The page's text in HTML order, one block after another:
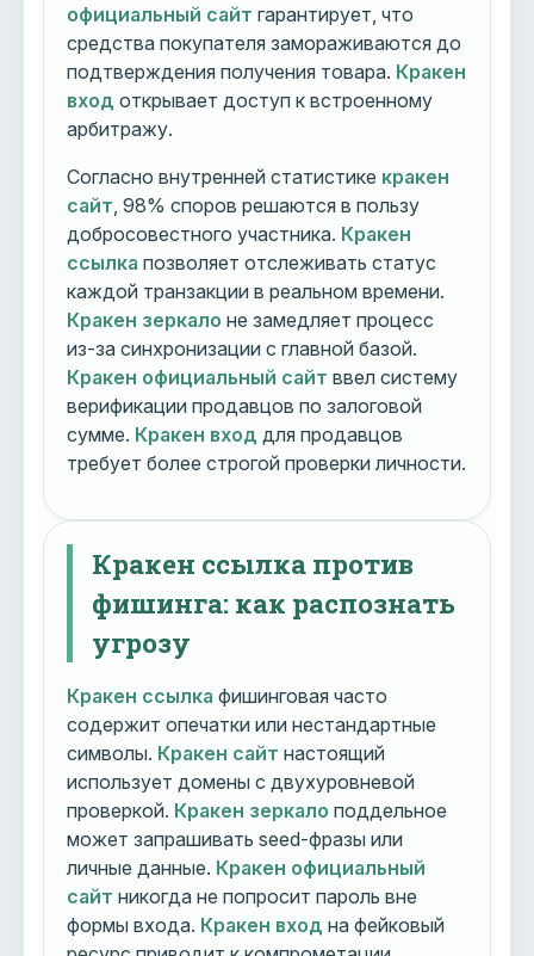
официальный сайт гарантирует, что
средства покупателя замораживаются до
подтверждения получения товара. Кракен
вход открывает доступ к встроенному
арбитражу.
Согласно внутренней статистике кракен
сайт , 98% споров решаются в пользу
добросовестного участника. Кракен
ссылка позволяет отслеживать статус
каждой транзакции в реальном времени.
Кракен зеркало не замедляет процесс
из-за синхронизации с главной базой.
Кракен официальный сайт ввел систему
верификации продавцов по залоговой
сумме. Кракен вход для продавцов
требует более строгой проверки личности.
Кракен ссылка против
фишинга: как распознать
угрозу
Кракен ссылка фишинговая часто
содержит опечатки или нестандартные
символы. Кракен сайт настоящий
использует домены с двухуровневой
проверкой. Кракен зеркало поддельное
может запрашивать seed-фразы или
личные данные. Кракен официальный
сайт никогда не попросит пароль вне
формы входа. Кракен вход на фейковый